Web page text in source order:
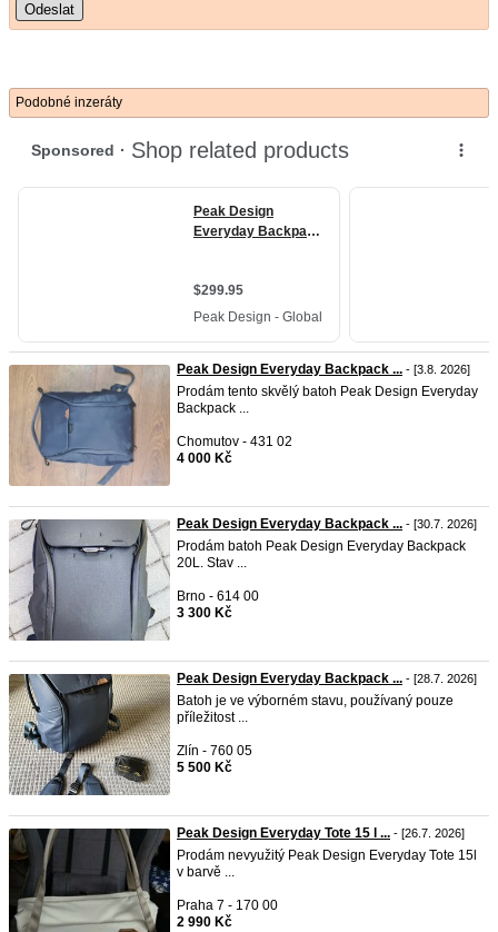
Odeslat
Podobné inzeráty
Peak Design Everyday Backpack ... - [3.8. 2026]
Prodám tento skvělý batoh Peak Design Everyday
Backpack ...
Chomutov - 431 02
4 000 Kč
Peak Design Everyday Backpack ... - [30.7. 2026]
Prodám batoh Peak Design Everyday Backpack
20L. Stav ...
Brno - 614 00
3 300 Kč
Peak Design Everyday Backpack ... - [28.7. 2026]
Batoh je ve výborném stavu, používaný pouze
příležitost ...
Zlín - 760 05
5 500 Kč
Peak Design Everyday Tote 15 l ... - [26.7. 2026]
Prodám nevyužitý Peak Design Everyday Tote 15l
v barvě ...
Praha 7 - 170 00
2 990 Kč